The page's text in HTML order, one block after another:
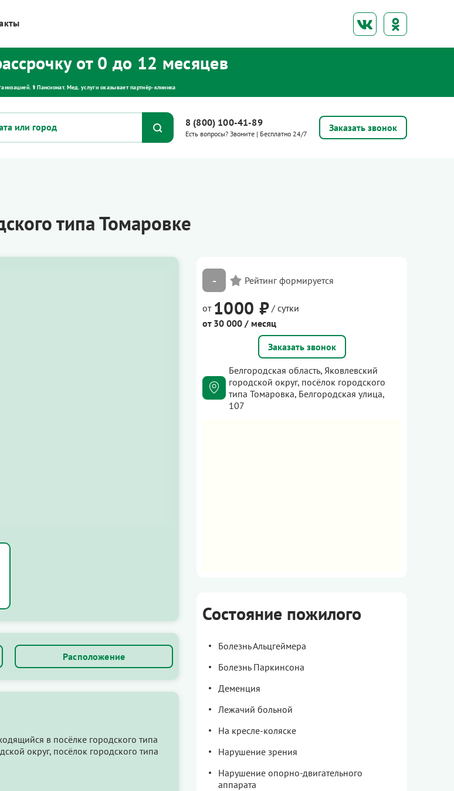
от 0 до 12 месяцев
⚕ Пансионат. Мед. услуги оказывает партнёр‑клиника
8 (800) 100-41-89
Есть вопросы? Звоните | Бесплатно 24/7
Заказать звонок
типа Томаровке
Расположение
в посёлке городского типа
округ, посёлок городского типа
-
от 1000 ₽/ сутки
от 30 000 / месяц
Заказать звонок
Белгородская область, Яковлевский
городской округ, посёлок городского
типа Томаровка, Белгородская улица,
107
Состояние пожилого
Болезнь Альцгеймера
Болезнь Паркинсона
Деменция
Лежачий больной
На кресле-коляске
Нарушение зрения
Нарушение опорно-двигательного
аппарата